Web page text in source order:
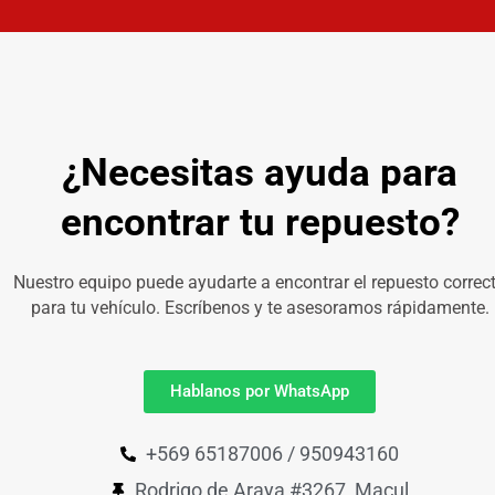
¿Necesitas ayuda para
encontrar tu repuesto?
Nuestro equipo puede ayudarte a encontrar el repuesto
para tu vehículo. Escríbenos y te asesoramos rápidamente.
Hablanos por WhatsApp
+569 65187006 / 950943160
Rodrigo de Araya #3267, Macul